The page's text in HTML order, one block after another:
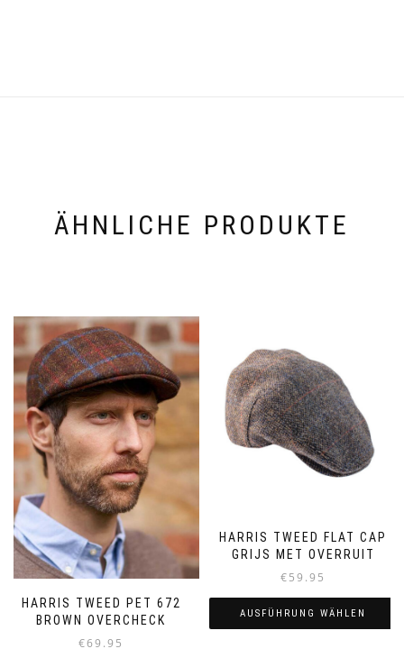
ÄHNLICHE PRODUKTE
HARRIS TWEED PET 672
BROWN OVERCHECK
€69.95
HARRIS TWEED FLAT CAP
GRIJS MET OVERRUIT
€59.95
AUSFÜHRUNG WÄHLEN